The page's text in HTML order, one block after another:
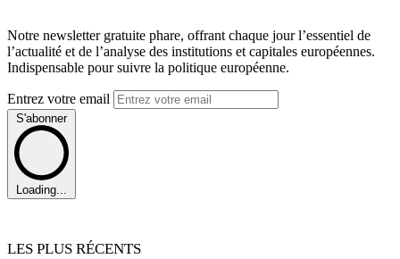
Notre newsletter gratuite phare, offrant chaque jour l’essentiel de
l’actualité et de l’analyse des institutions et capitales européennes.
Indispensable pour suivre la politique européenne.
Entrez votre email
S'abonner
Loading...
LES PLUS RÉCENTS